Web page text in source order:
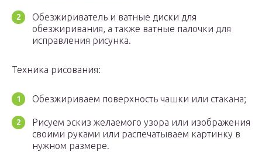
Обезжириватель и ватные диски для
обезжиривания, а также ватные палочки для
исправления рисунка.
Техника рисования:
Обезжириваем поверхность чашки или стакана;
Рисуем эскиз желаемого узора или изображения
своими руками или распечатываем картинку в
нужном размере.